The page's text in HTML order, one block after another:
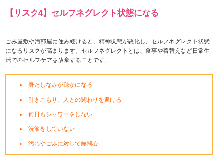
【リスク4】セルフネグレクト状態になる
ごみ屋敷や汚部屋に住み続けると、精神状態が悪化し、セルフネグレクト状態
になるリスクが高まります。セルフネグレクトとは、食事や着替えなど日常生
活でのセルフケアを放棄することです。
身だしなみが疎かになる
引きこもり、人との関わりを避ける
何日もシャワーをしない
洗濯をしていない
汚れやごみに対して無関心